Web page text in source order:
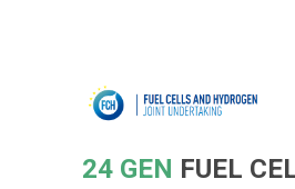
24 GEN FUEL